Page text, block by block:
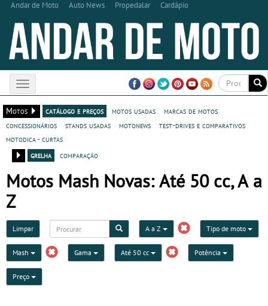
Andar de Moto Auto News Propedalar Cardápio
Toggle
navigation
Motos
catálogo e preços motos usadas
marcas de motos
concessionários
stands usadas motonews
test-drives e comparativos
motodica - curtas
grelha
comparação
Motos Mash Novas: Até 50 cc, A a
Z
Limpar A a Z Tipo de moto
Mash Gama Até 50 cc Potência
Preço